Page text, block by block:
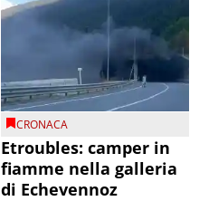
CRONACA
Etroubles: camper in
fiamme nella galleria
di Echevennoz